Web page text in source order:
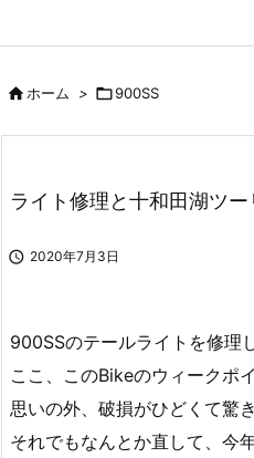
ホーム > 900SS
ライト修理と十和田湖ツ
 2020年7月3日
900SSのテールライトを修理
ここ、このBikeのウィークポ
思いの外、破損がひどくて驚き
それでもなんとか直して、今